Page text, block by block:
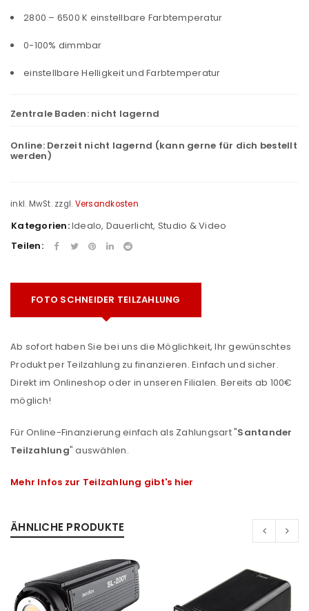
2800 – 6500 K einstellbare Farbtemperatur
0-100% dimmbar
einstellbare Helligkeit und Farbtemperatur
Zentrale Baden: nicht lagernd
Online: Derzeit nicht lagernd (kann gerne für dich bestellt
werden)
inkl. MwSt. zzgl. Versandkosten
Kategorien:Idealo, Dauerlicht, Studio & Video
Teilen:
FOTO SCHNEIDER TEILZAHLUNG
Ab sofort haben Sie bei uns die Möglichkeit, Ihr gewünschtes
Produkt per Teilzahlung zu finanzieren. Einfach und sicher.
Direkt im Onlineshop oder in unseren Filialen. Bereits ab 100€
möglich!
Für Online-Finanzierung einfach als Zahlungsart "Santander
Teilzahlung" auswählen.
Mehr Infos zur Teilzahlung gibt's hier
ÄHNLICHE PRODUKTE